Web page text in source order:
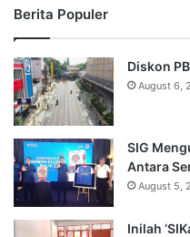
Berita Populer
Diskon
August 6,
SIG
Antara
August 5,
Inilah